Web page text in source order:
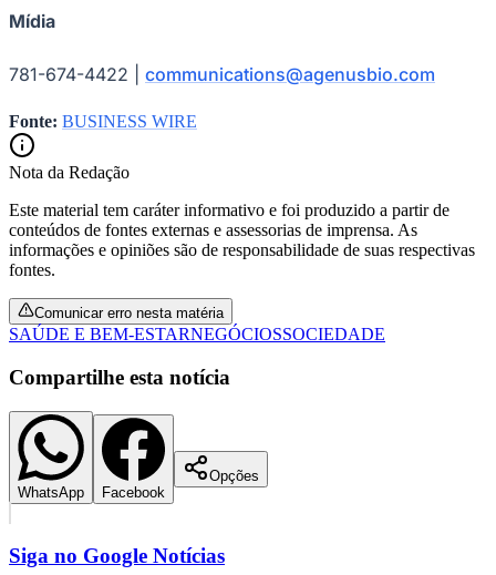
Mídia
781-674-4422 | communications@agenusbio.com
Fonte: BUSINESS WIRE
Nota da Redação
Este material tem caráter informativo e foi produzido a partir de
conteúdos de fontes externas e assessorias de imprensa. As
informações e opiniões são de responsabilidade de suas respectivas
fontes.
Comunicar erro nesta matéria
SAÚDE E BEM-ESTARNEGÓCIOSSOCIEDADE
Compartilhe esta notícia
WhatsApp Facebook
Opções
Siga no Google Notícias